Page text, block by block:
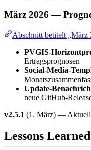
März 2026 —
Abschnitt betitelt
PVGIS-
Ertragsprognosen
Social-Media-
Update-
neue GitHub-
v2.5.1 (1. März) —
Lessons Learned